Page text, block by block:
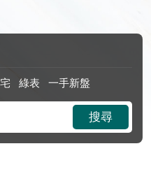
綠表 一手新盤
搜尋